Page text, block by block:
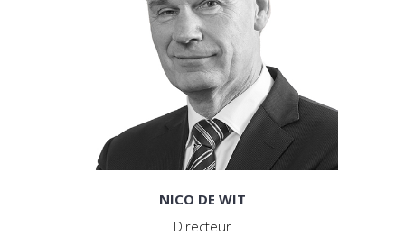
NICO DE WIT
Directeur